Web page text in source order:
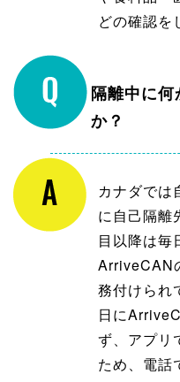
どの確認を
隔離中に
か？
カナダでは
に自己隔離
目以降は毎
ArriveCAN
務付けられ
日に
ず、アプリ
ため、電話